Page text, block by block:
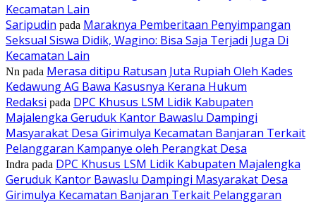
Kecamatan Lain
Saripudin pada Maraknya Pemberitaan Penyimpangan
Seksual Siswa Didik, Wagino: Bisa Saja Terjadi Juga Di
Kecamatan Lain
Nn pada Merasa ditipu Ratusan Juta Rupiah Oleh Kades
Kedawung AG Bawa Kasusnya Kerana Hukum
Redaksi pada DPC Khusus LSM Lidik Kabupaten
Majalengka Geruduk Kantor Bawaslu Dampingi
Masyarakat Desa Girimulya Kecamatan Banjaran Terkait
Pelanggaran Kampanye oleh Perangkat Desa
Indra pada DPC Khusus LSM Lidik Kabupaten Majalengka
Geruduk Kantor Bawaslu Dampingi Masyarakat Desa
Girimulya Kecamatan Banjaran Terkait Pelanggaran